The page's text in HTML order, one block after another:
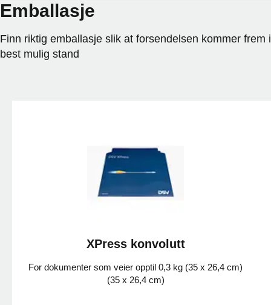
Emballasje
Finn riktig emballasje slik at forsendelsen kommer frem i
best mulig stand
XPress konvolutt
For dokumenter som veier opptil 0,3 kg (35 x 26,4 cm)
(35 x 26,4 cm)